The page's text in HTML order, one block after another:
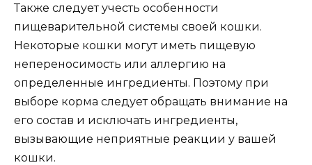
Также следует учесть особенности
пищеварительной системы своей кошки.
Некоторые кошки могут иметь пищевую
непереносимость или аллергию на
определенные ингредиенты. Поэтому при
выборе корма следует обращать внимание на
его состав и исключать ингредиенты,
вызывающие неприятные реакции у вашей
кошки.